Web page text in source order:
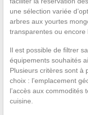
une sélection variée
arbres aux yourtes
transparentes ou encore
Il est possible de filtrer
équipements souhaités
Plusieurs critères sont à
choix : l’emplacement
l’accès aux commodités
cuisine.